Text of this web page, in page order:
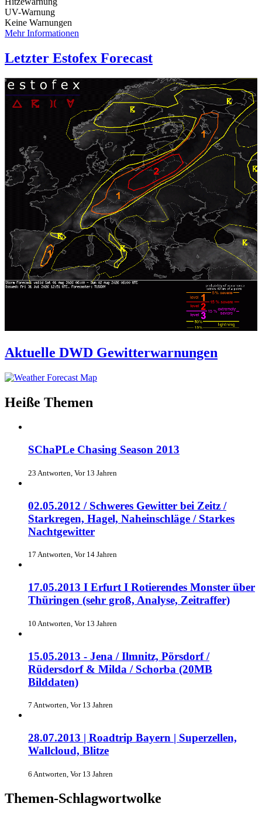
UV-Warnung
Keine Warnungen
Mehr Informationen
Letzter Estofex Forecast
Aktuelle DWD Gewitterwarnungen
Heiße Themen
SChaPLe Chasing Season 2013
23 Antworten, Vor 13 Jahren
02.05.2012 / Schweres Gewitter bei Zeitz /
Starkregen, Hagel, Naheinschläge / Starkes
Nachtgewitter
17 Antworten, Vor 14 Jahren
17.05.2013 I Erfurt I Rotierendes Monster über
Thüringen (sehr groß, Analyse, Zeitraffer)
10 Antworten, Vor 13 Jahren
15.05.2013 - Jena / Ilmnitz, Pörsdorf /
Rüdersdorf & Milda / Schorba (20MB
Bilddaten)
7 Antworten, Vor 13 Jahren
28.07.2013 | Roadtrip Bayern | Superzellen,
Wallcloud, Blitze
6 Antworten, Vor 13 Jahren
Themen-Schlagwortwolke